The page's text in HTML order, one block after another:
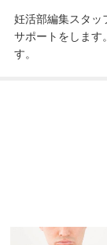
妊活部編集スタッ
サポートをします
す。